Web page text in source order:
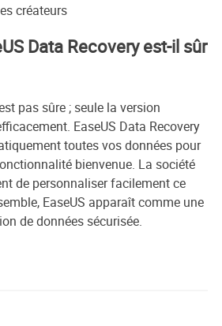
créateurs
Data Recovery est-il sûr
pas sûre ; seule la version
EaseUS Data Recovery
toutes vos données pour
bienvenue. La société
de personnaliser facilement ce
EaseUS apparaît comme une
de données sécurisée.